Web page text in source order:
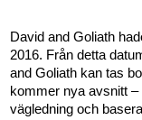
David and Goliath
2016. Från detta
and Goliath kan tas
kommer nya avsnitt
vägledning och